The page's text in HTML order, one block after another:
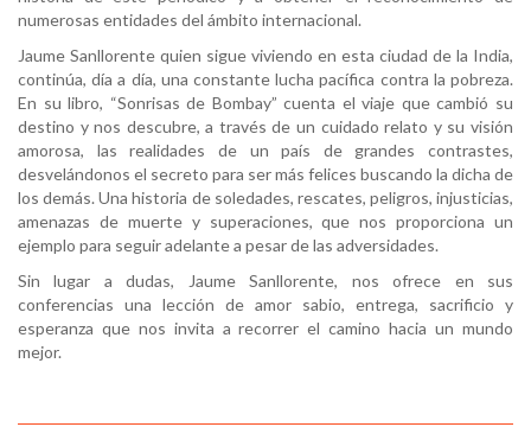
numerosas entidades del ámbito internacional.
Jaume Sanllorente quien sigue viviendo en esta ciudad de la India,
continúa, día a día, una constante lucha pacífica contra la pobreza.
En su libro, “Sonrisas de Bombay” cuenta el viaje que cambió su
destino y nos descubre, a través de un cuidado relato y su visión
amorosa, las realidades de un país de grandes contrastes,
desvelándonos el secreto para ser más felices buscando la dicha de
los demás. Una historia de soledades, rescates, peligros, injusticias,
amenazas de muerte y superaciones, que nos proporciona un
ejemplo para seguir adelante a pesar de las adversidades.
Sin lugar a dudas, Jaume Sanllorente, nos ofrece en sus
conferencias una lección de amor sabio, entrega, sacrificio y
esperanza que nos invita a recorrer el camino hacia un mundo
mejor.